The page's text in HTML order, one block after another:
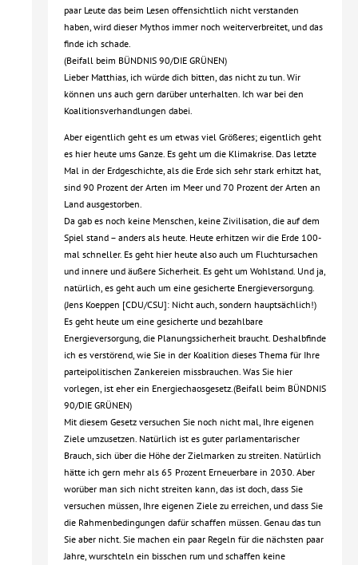
paar Leute das beim Lesen offensichtlich nicht verstanden
haben, wird dieser Mythos immer noch weiterverbreitet, und das
finde ich schade.
(Beifall beim BÜNDNIS 90/DIE GRÜNEN)
Lieber Matthias, ich würde dich bitten, das nicht zu tun. Wir
können uns auch gern darüber unterhalten. Ich war bei den
Koalitionsverhandlungen dabei.
Aber eigentlich geht es um etwas viel Größeres; eigentlich geht
es hier heute ums Ganze. Es geht um die Klimakrise. Das letzte
Mal in der Erdgeschichte, als die Erde sich sehr stark erhitzt hat,
sind 90 Prozent der Arten im Meer und 70 Prozent der Arten an
Land ausgestorben.
Da gab es noch keine Menschen, keine Zivilisation, die auf dem
Spiel stand – anders als heute. Heute erhitzen wir die Erde 100-
mal schneller. Es geht hier heute also auch um Fluchtursachen
und innere und äußere Sicherheit. Es geht um Wohlstand. Und ja,
natürlich, es geht auch um eine gesicherte Energieversorgung.
(Jens Koeppen [CDU/CSU]: Nicht auch, sondern hauptsächlich!)
Es geht heute um eine gesicherte und bezahlbare
Energieversorgung, die Planungssicherheit braucht. Deshalbfinde
ich es verstörend, wie Sie in der Koalition dieses Thema für Ihre
parteipolitischen Zankereien missbrauchen. Was Sie hier
vorlegen, ist eher ein Energiechaosgesetz.(Beifall beim BÜNDNIS
90/DIE GRÜNEN)
Mit diesem Gesetz versuchen Sie noch nicht mal, Ihre eigenen
Ziele umzusetzen. Natürlich ist es guter parlamentarischer
Brauch, sich über die Höhe der Zielmarken zu streiten. Natürlich
hätte ich gern mehr als 65 Prozent Erneuerbare in 2030. Aber
worüber man sich nicht streiten kann, das ist doch, dass Sie
versuchen müssen, Ihre eigenen Ziele zu erreichen, und dass Sie
die Rahmenbedingungen dafür schaffen müssen. Genau das tun
Sie aber nicht. Sie machen ein paar Regeln für die nächsten paar
Jahre, wurschteln ein bisschen rum und schaffen keine